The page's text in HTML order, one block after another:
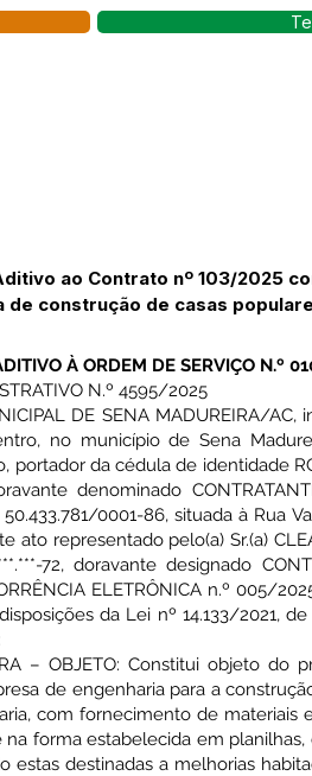
ao Contrato nº 103/2025
de construção de casas
À ORDEM DE SERVIÇO N.º
N.º 4595/2025
DE SENA MADUREIRA/
no município de Sena
portador da cédula de identidade
denominado
0001-86, situada à Rua
ato representado pelo(a) Sr.(a)
72, doravante designado
ELETRÔNICA n.º 005/
da Lei nº 14.133/2021,
– OBJETO: Constitui objeto
de engenharia para a
com fornecimento de materiais
forma estabelecida em
estas destinadas a melhorias